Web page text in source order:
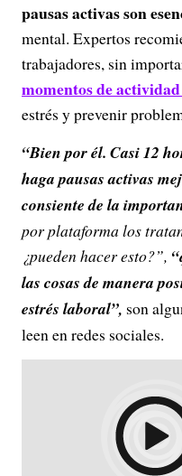
pausas activas son
mental. Expertos
trabajadores, sin
momentos de
estrés y prevenir
“Bien por él. Casi 12
haga pausas activas
consiente de la
por plataforma los
¿pueden hacer esto?”,
las cosas de manera
estrés laboral”, son
leen en redes sociales.